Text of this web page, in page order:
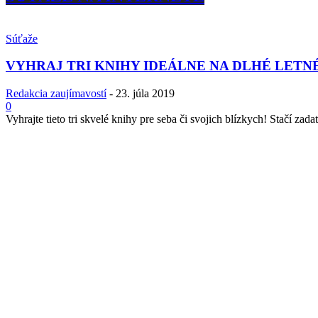
Súťaže
VYHRAJ TRI KNIHY IDEÁLNE NA DLHÉ
Redakcia zaujímavostí - 23. júla 2019
0
Vyhrajte tieto tri skvelé knihy pre seba či svojich blízkych! Stačí